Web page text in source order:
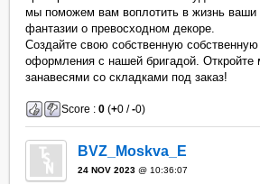
мы поможем вам воплотить в жизнь ваши
фантазии о превосходном декоре.
Создайте свою собственную собственную
оформления с нашей бригадой. Откройте
занавесями со складками под заказ!
Score :0 (+0 /-0)
BVZ_Moskva_E
24 NOV 2023 @ 10:36:07